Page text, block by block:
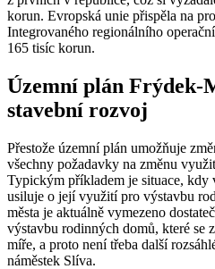
korun. Evropská unie přispěla na
Integrovaného regionálního
165 tisíc korun.
Územní plán Frýdek-
stavební rozvoj
Přestože územní plán umožňuje
všechny požadavky na změnu
Typickým příkladem je situace, kdy
usiluje o její využití pro výstavbu
města je aktuálně vymezeno
výstavbu rodinných domů, které se
míře, a proto není třeba další
náměstek Slíva.